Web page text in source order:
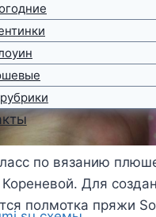
по вязанию
Кореневой. Для
полмотка пряжи